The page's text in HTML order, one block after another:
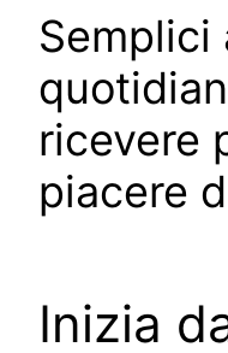
Semplici
ricevere
piacere
Inizia